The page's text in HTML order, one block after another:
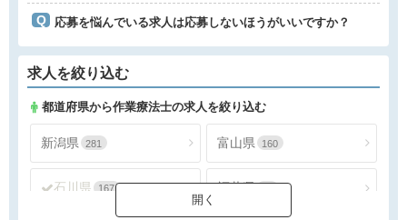
応募を悩んでいる求人は応募しないほうがいいですか？
求人を絞り込む
都道府県から作業療法士の求人を絞り込む
新潟県 281 富山県 160
石川県 167 福井県